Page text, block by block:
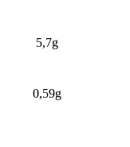
5,7g
0,59g